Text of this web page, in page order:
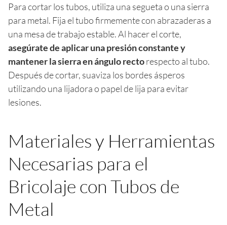
Para cortar los tubos, utiliza una segueta o una sierra
para metal. Fija el tubo firmemente con abrazaderas a
una mesa de trabajo estable. Al hacer el corte,
asegúrate de aplicar una presión constante y
mantener la sierra en ángulo rectorespecto al tubo.
Después de cortar, suaviza los bordes ásperos
utilizando una lijadora o papel de lija para evitar
lesiones.
Materiales y Herramientas
Necesarias para el
Bricolaje con Tubos de
Metal